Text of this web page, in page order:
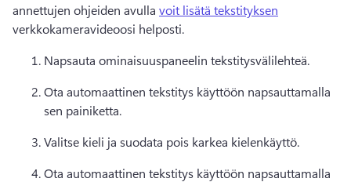
annettujen ohjeiden avulla voit lisätä tekstityksen
verkkokameravideoosi helposti.
Napsauta ominaisuuspaneelin tekstitysvälilehteä.
Ota automaattinen tekstitys käyttöön napsauttamalla
sen painiketta.
Valitse kieli ja suodata pois karkea kielenkäyttö.
Ota automaattinen tekstitys käyttöön napsauttamalla